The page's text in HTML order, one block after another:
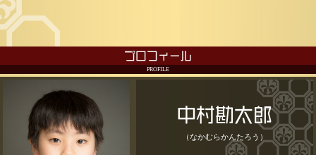
中村屋一門
プロフィール
PROFILE
中村勘太郎
（なかむらかんたろう）